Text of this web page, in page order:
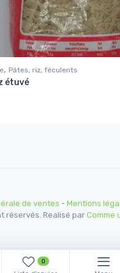
, Pâtes, riz, féculents
étuvé
de ventes - Mentions
réservés. Realisé parComme
0